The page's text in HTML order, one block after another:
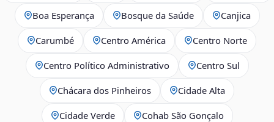
Boa Esperança Bosque da Saúde Canjica
Carumbé Centro América Centro Norte
Centro Político Administrativo Centro Sul
Chácara dos Pinheiros Cidade Alta
Cidade Verde Cohab São Gonçalo